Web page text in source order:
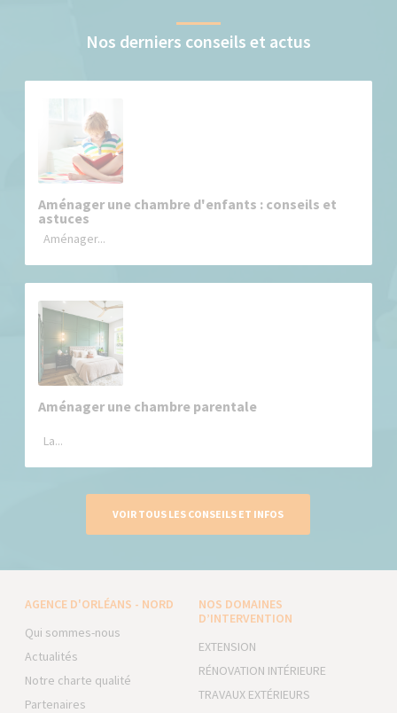
Nos derniers conseils et actus
Aménager une chambre d'enfants : conseils et
astuces
Aménager...
Aménager une chambre parentale
La...
VOIR TOUS LES CONSEILS ET INFOS
AGENCE D'ORLÉANS - NORD
Qui sommes-nous
Actualités
Notre charte qualité
Partenaires
NOS DOMAINES
D’INTERVENTION
EXTENSION
RÉNOVATION INTÉRIEURE
TRAVAUX EXTÉRIEURS